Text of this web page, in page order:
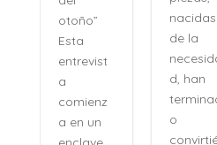
otoño”
Esta
entrevist
a
comienz
a en un
nacidas
de la
d, han
o